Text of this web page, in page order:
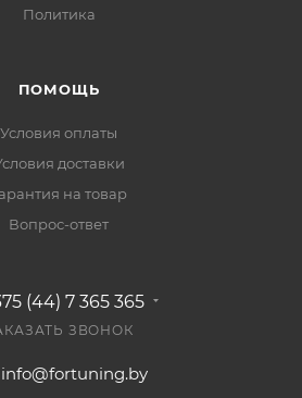
Политика
ПОМОЩЬ
Условия оплаты
доставки
на товар
Вопрос-ответ
(44) 7 365 365
ЗВОНОК
info@fortuning.by